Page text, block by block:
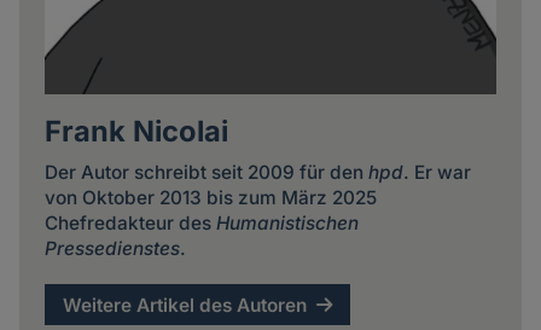
Frank Nicolai
Der Autor schreibt seit 2009 für den hpd. Er war
von Oktober 2013 bis zum März 2025
Chefredakteur des Humanistischen
Pressedienstes.
Weitere Artikel des Autoren